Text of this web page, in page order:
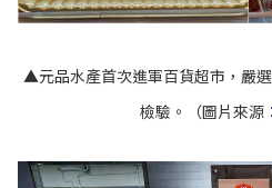
▲元品水產首次進軍百貨超市，嚴
檢驗。（圖片來源：